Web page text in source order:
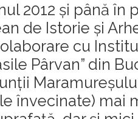
2012 şi până în
de Istorie şi
cu
Pârvan” din
învecinate) mai